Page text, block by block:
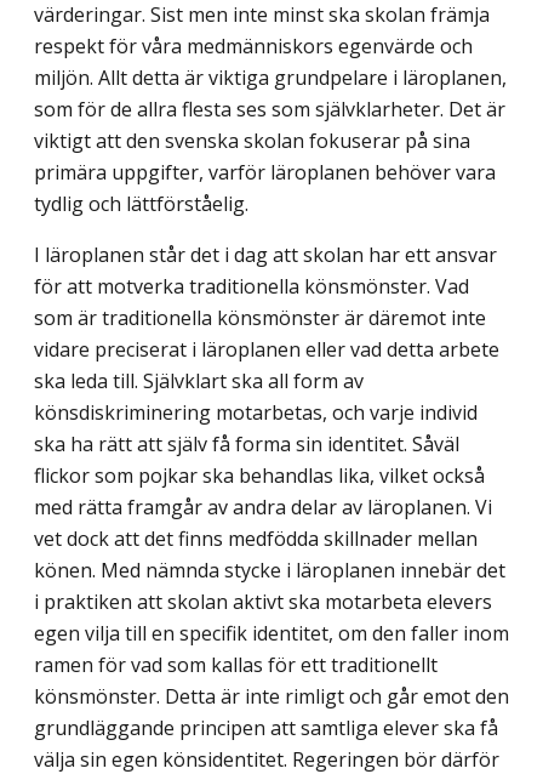
värderingar. Sist men inte minst ska skolan främja
respekt för våra medmänniskors egenvärde och
miljön. Allt detta är viktiga grundpelare i läroplanen,
som för de allra flesta ses som självklarheter. Det är
viktigt att den svenska skolan fokuserar på sina
primära uppgifter, varför läroplanen behöver vara
tydlig och lättförståelig.
I läroplanen står det i dag att skolan har ett ansvar
för att motverka traditionella könsmönster. Vad
som är traditionella könsmönster är däremot inte
vidare preciserat i läroplanen eller vad detta arbete
ska leda till. Självklart ska all form av
könsdiskrimine­ring motarbetas, och varje individ
ska ha rätt att själv få forma sin identitet. Såväl
flickor som pojkar ska behandlas lika, vilket också
med rätta framgår av andra delar av läroplanen. Vi
vet dock att det finns medfödda skillnader mellan
könen. Med nämnda stycke i läroplanen innebär det
i praktiken att skolan aktivt ska motarbeta elevers
egen vilja till en specifik identitet, om den faller inom
ramen för vad som kallas för ett traditionellt
könsmönster. Detta är inte rimligt och går emot den
grundläggande principen att samtliga elever ska få
välja sin egen könsidentitet. Regeringen bör därför